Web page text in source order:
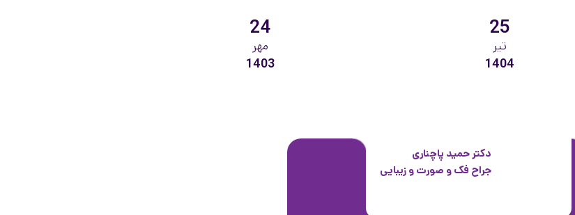
25
تیر
1404
24
مهر
1403
دکتر حمید پاچناری
جراح فک و صورت و زیبایی